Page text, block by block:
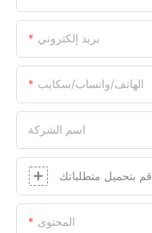
بريد إلكتروني
الهاتف/واتساب/سكايب
اسم الشركة
قم بتحميل متطلباتك
المحتوى